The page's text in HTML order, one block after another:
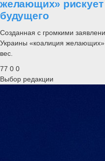
желающих» рискует
будущего
Созданная с громкими
Украины «коалиция желающих»
вес.
77 0 0
Выбор редакции